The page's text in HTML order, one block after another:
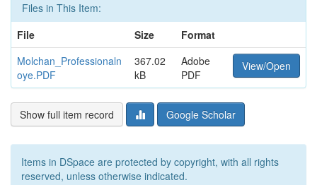
Files in This Item:
File
Size
Format
Molchan_Professionaln
oye.PDF
367.02
kB
Adobe
PDF
View/Open
Show full item record Google Scholar
Items in DSpace are protected by copyright, with all rights
reserved, unless otherwise indicated.